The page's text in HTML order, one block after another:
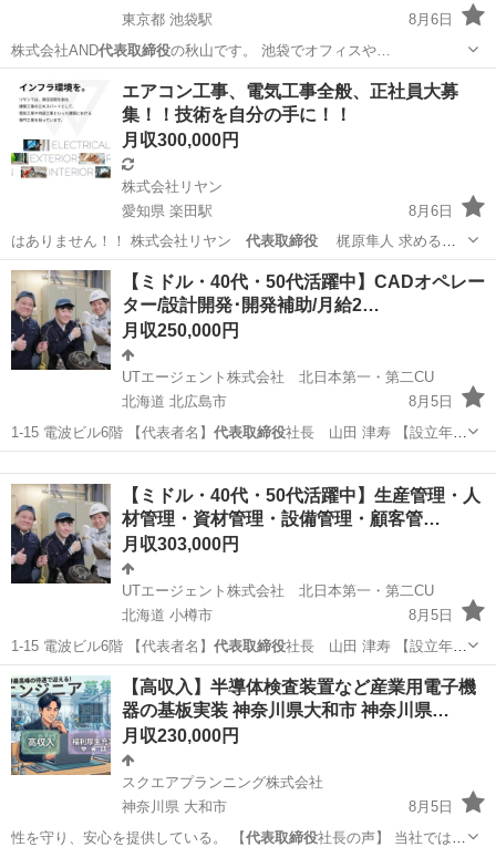
東京都 池袋駅
8月6日
株式会社AND代表取締役 の秋山です。 池袋でオフィスや…
東京 施工管理
エアコン工事、電気工事全般、正社員大募
集！！技術を自分の手に！！
月収300,000円
株式会社リヤン
愛知県 楽田駅
8月6日
はありません！！ 株式会社リヤン 代表取締役梶原隼人 求める人
材: ＼未…
愛知 小牧市 楽田駅 その他 未経験
【ミドル・40代・50代活躍中】CADオペレー
ター/設計開発･開発補助/月給2…
月収250,000円
UTエージェント株式会社 北日本第一・第二CU
北海道 北広島市
8月5日
1-15 電波ビル6階 【代表者名】 代表取締役社長 山田 津寿 【設立年
月】199…
【ミドル・40代・50代活躍中】生産管理・人
材管理・資材管理・設備管理・顧客管…
月収303,000円
UTエージェント株式会社 北日本第一・第二CU
北海道 小樽市
8月5日
1-15 電波ビル6階 【代表者名】 代表取締役社長 山田 津寿 【設立年
月】199…
北海道 小樽市 その他 40代
【高収入】半導体検査装置など産業用電子機
器の基板実装 神奈川県大和市 神奈川県…
月収230,000円
スクエアプランニング株式会社
神奈川県 大和市
8月5日
性を守り、安心を提供している。 【代表取締役社長の声】 当社では、